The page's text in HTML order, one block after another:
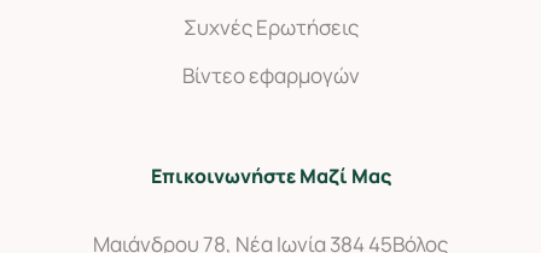
Συχνές Ερωτήσεις
Βίντεο εφαρμογών
Επικοινωνήστε Μαζί Μας
Μαιάνδρου 78, Νέα Ιωνία 384 45Βόλος